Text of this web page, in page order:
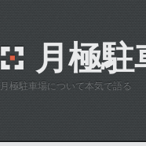
月極駐
月極駐車場について本気で語る